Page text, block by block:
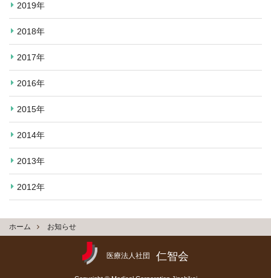
2019年
2018年
2017年
2016年
2015年
2014年
2013年
2012年
ホーム お知らせ
医療法人社団 仁智会